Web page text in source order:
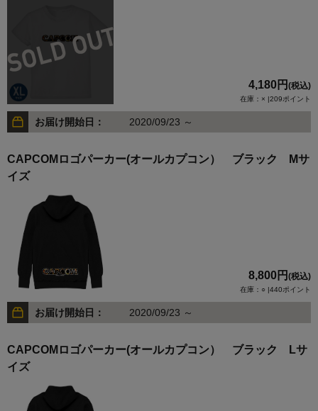
4,180円 (税込)
在庫：× |209ポイント
お届け開始日： 2020/09/23 ～
CAPCOMロゴパーカー(オールカプコン） ブラック Mサ
イズ
8,800円 (税込)
在庫：○ |440ポイント
お届け開始日： 2020/09/23 ～
CAPCOMロゴパーカー(オールカプコン） ブラック Lサ
イズ